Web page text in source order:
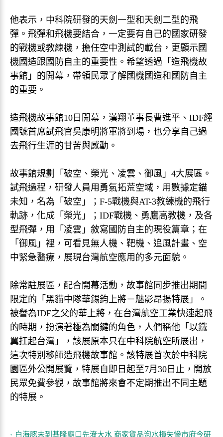
他表示，中科院研發的天劍一型和天劍二型的飛
彈。飛彈和飛機要結合，一定要有自己的國家研發
的戰機或教練機，擔任空中測試的載台，更顯示國
機國造跟國防自主的重要性。希望透過「造飛機故
事館」的開幕，帶領民眾了解國機國造和國防自主
的重要。
造飛機故事館10日開幕，漢翔董事長曹進平、IDF經
國號首席試飛官吳康明將軍將到場，也分享自己過
去飛行生涯的甘苦與感動。
故事館規劃「破空、榮光、凌雲、御風」4大展區。
試飛過程，研發人員用勇氣拓荒空域，用數據定錨
未知，名為「破空」；F-5戰機與AT-3教練機的飛行
軌跡，化成「榮光」；IDF戰機、勇鷹高教機，及各
型飛彈，用「凌雲」敘寫國防自主的現役篇章；在
「御風」裡，可看見無人機、靶機、追風計畫、空
中緊急醫療，展現台灣航空應用的多元面貌。
除常駐展區，配合開幕活動，故事館同步推出期間
限定的「黑貓中隊華錫鈞上將－魅影昂揚特展」。
被譽為IDF之父的華上將，在台灣航空工業快速起飛
的時期，扮演著極為關鍵的角色，人們稱他「以鐵
翼扛起台灣」，該展原本只在中科院航空所展出，
這次特別移師造飛機故事館。該特展首次於中科院
園區外公開展覽，特展自即日起至7月30日止，開放
民眾免費參觀，故事館將來會不定期推出不同主題
的特展。
白海豚未到基隆廟口先淹大水 商家貨品泡水損失慘市府今研